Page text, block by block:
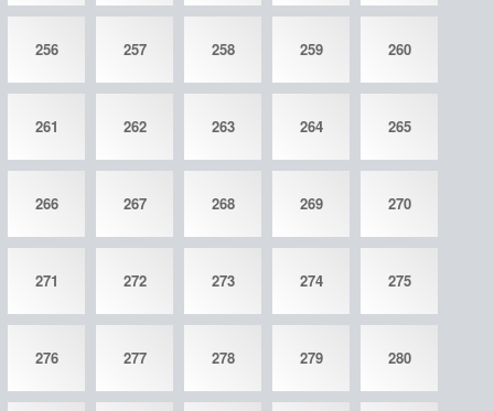
256 257 258 259 260
261 262 263 264 265
266 267 268 269 270
271 272 273 274 275
276 277 278 279 280